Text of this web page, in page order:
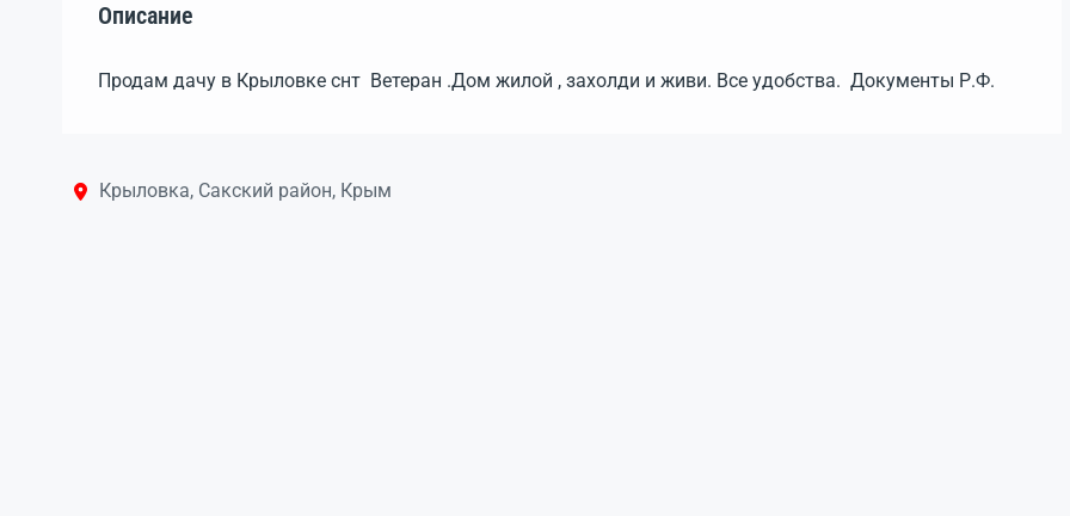
Описание
Продам дачу в Крыловке снт Ветеран .Дом жилой , захолди и живи. Все удобства. Документы Р.Ф.
Крыловка, Сакский район, Крым